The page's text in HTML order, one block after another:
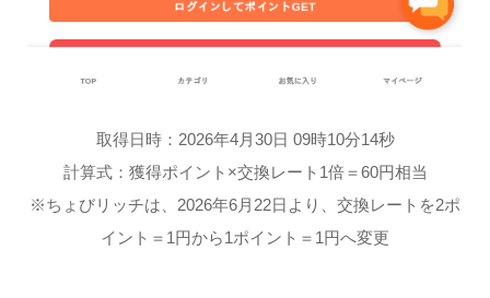
取得日時：2026年4月30日 09時10分14秒
計算式：獲得ポイント×交換レート1倍＝60円相当
※ちょびリッチは、2026年6月22日より、交換レートを2ポ
イント＝1円から1ポイント＝1円へ変更